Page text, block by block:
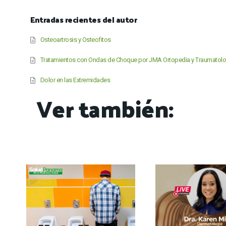
Entradas recientes del autor
Osteoartrosis y Osteofitos
Tratamientos con Ondas de Choque por JMA Ortopedia y
Dolor en las Extremidades
Ver también: